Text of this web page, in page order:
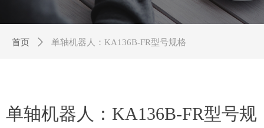
首页 ꄲ 单轴机器人：KA136B-FR型号规格
单轴机器人：KA136B-FR型号规